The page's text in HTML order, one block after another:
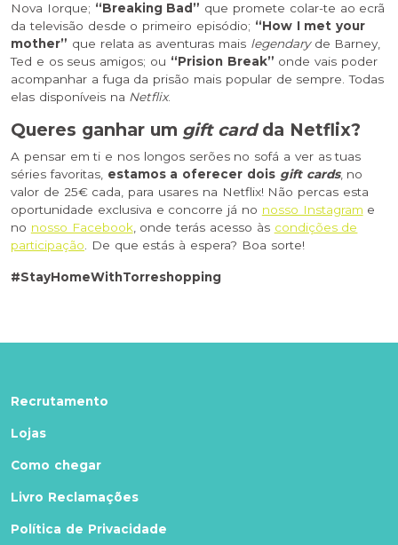
Nova Iorque; “Breaking Bad” que promete colar-te ao ecrã
da televisão desde o primeiro episódio; “How I met your
mother” que relata as aventuras mais legendary de Barney,
Ted e os seus amigos; ou “Prision Break” onde vais poder
acompanhar a fuga da prisão mais popular de sempre. Todas
elas disponíveis na Netflix.
Queres ganhar um gift cardda Netflix?
A pensar em ti e nos longos serões no sofá a ver as tuas
séries favoritas, estamos a oferecer dois gift cards, no
valor de 25€ cada, para usares na Netflix! Não percas esta
oportunidade exclusiva e concorre já no nosso Instagram e
no nosso Facebook, onde terás acesso às condições de
participação. De que estás à espera? Boa sorte!
#StayHomeWithTorreshopping
Recrutamento
Lojas
Como chegar
Livro Reclamações
Política de Privacidade